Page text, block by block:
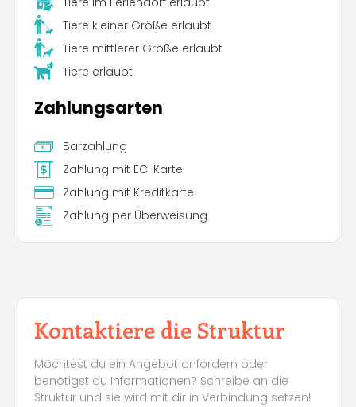
Tiere kleiner Größe erlaubt
Tiere mittlerer Größe erlaubt
Tiere erlaubt
Zahlungsarten
Barzahlung
Zahlung mit EC-Karte
Zahlung mit Kreditkarte
Zahlung per Überweisung
Kontaktiere die Struktur
Möchtest du ein Angebot anfordern oder
benötigst du Informationen? Schreibe an die
Struktur und sie wird mit dir in Verbindung setzen!